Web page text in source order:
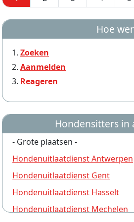
Hoe
Zoeken
Aanmelden
Reageren
Hondensitters in
- Grote plaatsen -
Hondenuitlaatdienst Antwerpen
Hondenuitlaatdienst Gent
Hondenuitlaatdienst Hasselt
Hondenuitlaatdienst Mechelen